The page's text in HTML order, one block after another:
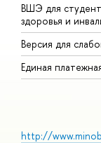
ВШЭ для
здоровья и
Версия для
Единая
http://